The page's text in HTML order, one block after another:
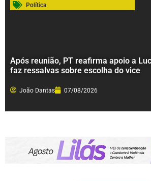
Política
Após reunião, PT reafirma apoio a
faz ressalvas sobre escolha do vice
João Dantas 07/08/2026